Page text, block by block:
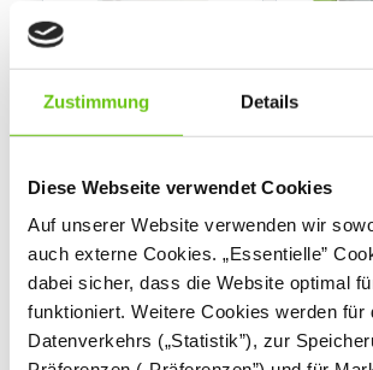
Zustimmung Details
Diese Webseite verwendet Cookies
Auf unserer Website verwenden wir
auch externe Cookies. „Essentielle”
dabei sicher, dass die Website optimal
funktioniert. Weitere Cookies werden für
Datenverkehrs („Statistik”), zur
Sitzlandschaft Blocks
mini 9
1.225,20 €